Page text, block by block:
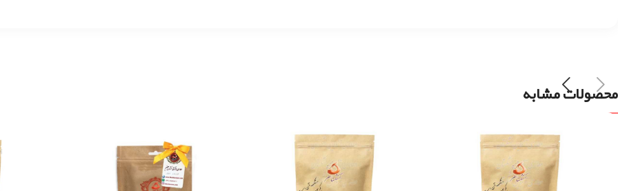
محصولات مشابه